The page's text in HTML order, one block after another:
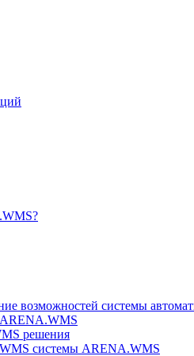
возможностей системы
решения
системы ARENA.WMS